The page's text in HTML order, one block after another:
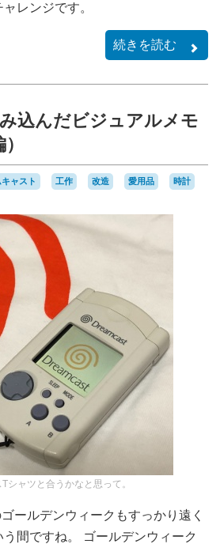
レンジです。
続きを読む
込んだビジュアルメモ
キャスト 工作 改造 愛用品
時計
Tシャツと合うかなと思って。
ールデンウィークもすっかり遠く
間ですね。 ゴールデンウィーク